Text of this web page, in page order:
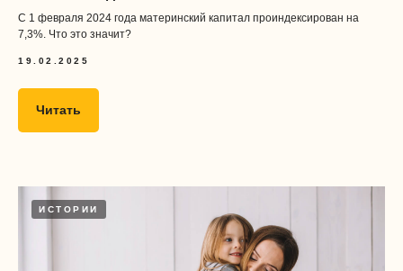
С 1 февраля 2024 года материнский капитал проиндексирован на
7,3%. Что это значит?
19.02.2025
Читать
ИСТОРИИ
Подготовка к школе
флагман
Рисование
Музыка
Английский язык